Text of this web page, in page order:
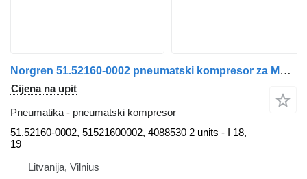
Norgren 51.52160-0002 pneumatski kompresor za MAN tegljača
Cijena na upit
Pneumatika - pneumatski kompresor
51.52160-0002, 51521600002, 4088530 2 units - I 18,
19
Litvanija, Vilnius